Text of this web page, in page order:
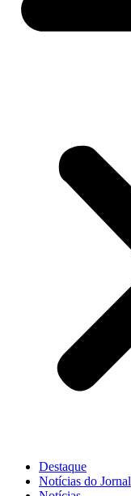
Destaque
Notícias do Jornal